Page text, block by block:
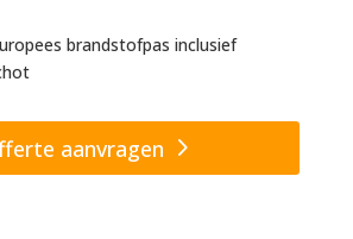
brandstofpas inclusief
aanvragen